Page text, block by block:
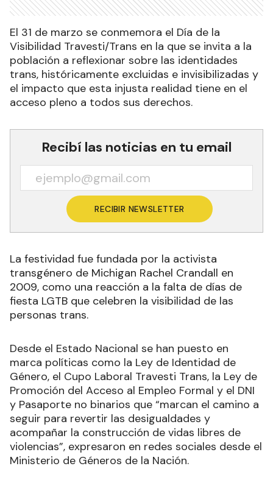
El 31 de marzo se conmemora el Día de la
Visibilidad Travesti/Trans en la que se invita a la
población a reflexionar sobre las identidades
trans, históricamente excluidas e invisibilizadas y
el impacto que esta injusta realidad tiene en el
acceso pleno a todos sus derechos.
Recibí las noticias en tu email
RECIBIR NEWSLETTER
La festividad fue fundada por la activista
transgénero de Michigan Rachel Crandall en
2009​, como una reacción a la falta de días de
fiesta LGTB que celebren la visibilidad de las
personas trans.
Desde el Estado Nacional se han puesto en
marca políticas como la Ley de Identidad de
Género, el Cupo Laboral Travesti Trans, la Ley de
Promoción del Acceso al Empleo Formal y el DNI
y Pasaporte no binarios que “marcan el camino a
seguir para revertir las desigualdades y
acompañar la construcción de vidas libres de
violencias”, expresaron en redes sociales desde el
Ministerio de Géneros de la Nación.